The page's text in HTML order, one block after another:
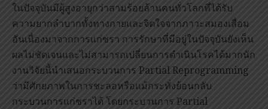
ในปัจจุบันมีผู้สูงอายุกว่าสามร้อยล้านคนทั่วโลกที่ได้รับ
ความยากลำบากทั้งทางกายและจิตใจจากภาวะสมองเสื่อม
อันเนื่องมาจากการแก่ชรา การรักษาที่มีอยู่ในปัจจุบันยังเห็น
ผลไม่ชัดเจนและไม่สามารถเปลี่ยนการดำเนินโรคได้มากนัก
งานวิจัยนี้นำเสนอกระบวนการ Partial Reprogramming
ว่ามีศักยภาพในการชะลอหรือแม้กระทั่งย้อนกลับ
กระบวนการแก่ชราได้ โดยกระบวนการ Partial